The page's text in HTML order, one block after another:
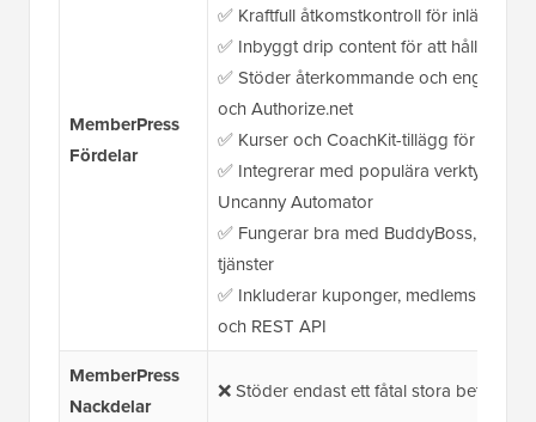
MemberPress
Fördelar
✅ Kraftfull åtkomstkontroll för inlägg,
✅ Inbyggt drip content för att hålla
✅ Stöder återkommande och
och Authorize.net
✅ Kurser och CoachKit-tillägg för att
✅ Integrerar med populära verktyg som
Uncanny Automator
✅ Fungerar bra med BuddyBoss,
tjänster
✅ Inkluderar kuponger,
och REST API
MemberPress
Nackdelar
❌ Stöder endast ett fåtal stora